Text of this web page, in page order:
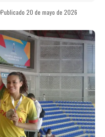
Publicado 20 de mayo de 2026